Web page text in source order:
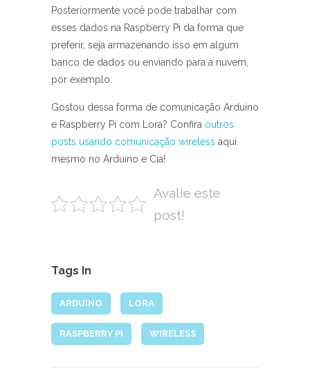
Posteriormente você pode trabalhar com
esses dados na Raspberry Pi da forma que
preferir, seja armazenando isso em algum
banco de dados ou enviando para a nuvem,
por exemplo.
Gostou dessa forma de comunicação Arduino
e Raspberry Pi com Lora? Confira outros
posts usando comunicação wireless aqui
mesmo no Arduino e Cia!
Avalie este
post!
Tags In
ARDUINO LORA
RASPBERRY PI WIRELESS